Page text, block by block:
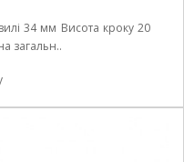
34 мм Висота кроку 20
загальн..